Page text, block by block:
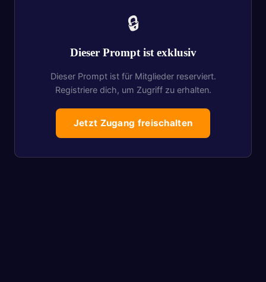
🔒
Dieser Prompt ist exklusiv
Dieser Prompt ist für Mitglieder reserviert.
Registriere dich, um Zugriff zu erhalten.
Jetzt Zugang freischalten